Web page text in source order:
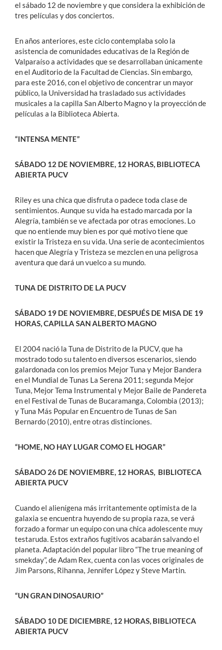
el sábado 12 de noviembre y que considera la exhibición de
tres películas y dos conciertos.
En años anteriores, este ciclo contemplaba solo la
asistencia de comunidades educativas de la Región de
Valparaíso a actividades que se desarrollaban únicamente
en el Auditorio de la Facultad de Ciencias. Sin embargo,
para este 2016, con el objetivo de concentrar un mayor
público, la Universidad ha trasladado sus actividades
musicales a la capilla San Alberto Magno y la proyección de
películas a la Biblioteca Abierta.
“INTENSA MENTE”
SÁBADO 12 DE NOVIEMBRE, 12 HORAS, BIBLIOTECA
ABIERTA PUCV
Riley es una chica que disfruta o padece toda clase de
sentimientos. Aunque su vida ha estado marcada por la
Alegría, también se ve afectada por otras emociones. Lo
que no entiende muy bien es por qué motivo tiene que
existir la Tristeza en su vida. Una serie de acontecimientos
hacen que Alegría y Tristeza se mezclen en una peligrosa
aventura que dará un vuelco a su mundo.
TUNA DE DISTRITO DE LA PUCV
SÁBADO 19 DE NOVIEMBRE, DESPUÉS DE MISA DE 19
HORAS, CAPILLA SAN ALBERTO MAGNO
El 2004 nació la Tuna de Distrito de la PUCV, que ha
mostrado todo su talento en diversos escenarios, siendo
galardonada con los premios Mejor Tuna y Mejor Bandera
en el Mundial de Tunas La Serena 2011; segunda Mejor
Tuna, Mejor Tema Instrumental y Mejor Baile de Pandereta
en el Festival de Tunas de Bucaramanga, Colombia (2013);
y Tuna Más Popular en Encuentro de Tunas de San
Bernardo (2010), entre otras distinciones.
“HOME, NO HAY LUGAR COMO EL HOGAR”
SÁBADO 26 DE NOVIEMBRE, 12 HORAS, BIBLIOTECA
ABIERTA PUCV
Cuando el alienígena más irritantemente optimista de la
galaxia se encuentra huyendo de su propia raza, se verá
forzado a formar un equipo con una chica adolescente muy
testaruda. Estos extraños fugitivos acabarán salvando el
planeta. Adaptación del popular libro “The true meaning of
smekday”, de Adam Rex, cuenta con las voces originales de
Jim Parsons, Rihanna, Jennifer López y Steve Martin.
“UN GRAN DINOSAURIO”
SÁBADO 10 DE DICIEMBRE, 12 HORAS, BIBLIOTECA
ABIERTA PUCV